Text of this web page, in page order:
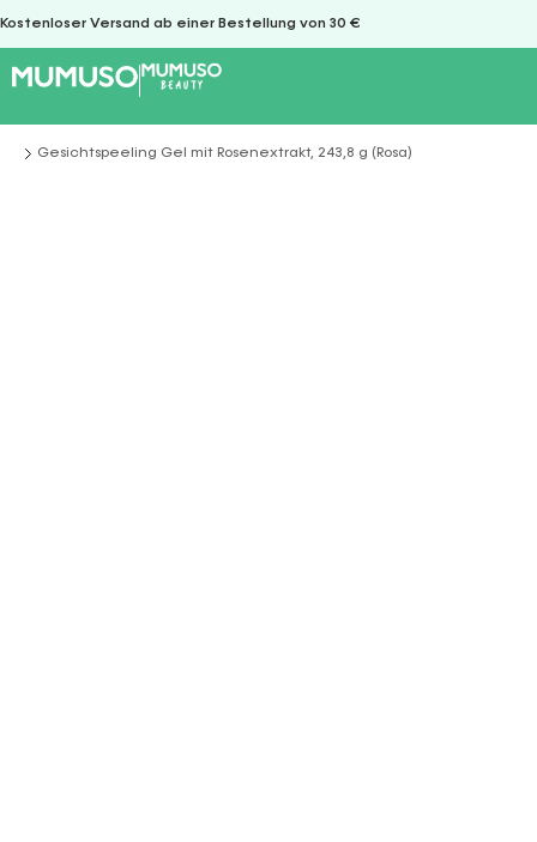
Kostenloser Versand ab einer Bestellung von 30 €
Sie befinden sich hier:
Gesichtspeeling Gel mit Rosenextrakt, 243,8 g (Rosa)